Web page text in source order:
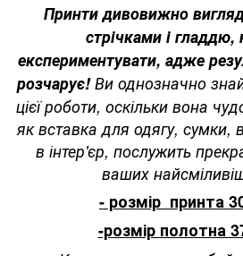
Принти дивовижно
стрічками і гладдю,
експериментувати, адже
розчарує! Ви однозначно
цієї роботи, оскільки вона
як вставка для одягу, сумки,
в інтер'єр, послужить
ваших
- розмір принта
-розмір полотна